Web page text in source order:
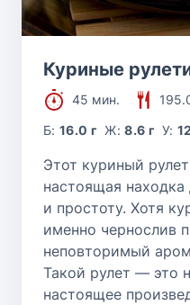
Куриные
45 мин.
Б:16.0 г Ж:8.6 г У:
Этот куриный
настоящая находка
и простоту. Хотя
именно чернослив
неповторимый
Такой рулет — это
настоящее